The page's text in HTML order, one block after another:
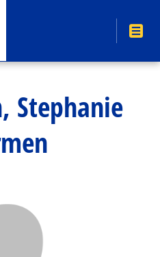
Stephanie